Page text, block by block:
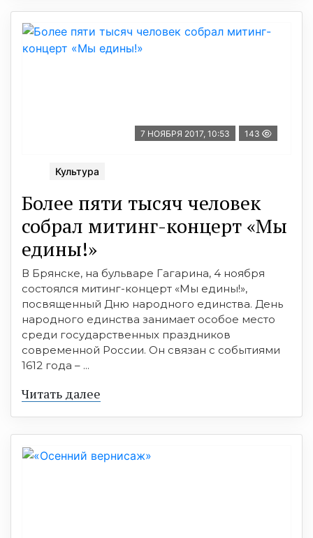
7 НОЯБРЯ 2017, 10:53 143
Культура
Более пяти тысяч человек
собрал митинг-концерт «Мы
едины!»
В Брянске, на бульваре Гагарина, 4 ноября
состоялся митинг-концерт «Мы едины!»,
посвященный Дню народного единства. День
народного единства занимает особое место
среди государственных праздников
современной России. Он связан с событиями
1612 года – ...
Читать далее